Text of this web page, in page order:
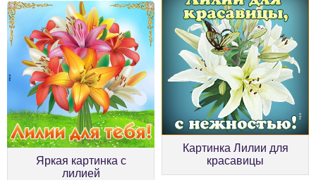
Яркая картинка с
лилией
Картинка Лилии для
красавицы